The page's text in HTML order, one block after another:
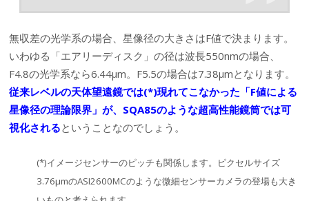
無収差の光学系の場合、星像径の大きさはF値で決まります。
いわゆる「エアリーディスク」の径は波長550nmの場合、
F4.8の光学系なら6.44μm。F5.5の場合は7.38μmとなります。
従来レベルの天体望遠鏡では(*)現れてこなかった「F値による
星像径の理論限界」が、SQA85のような超高性能鏡筒では可
視化されるということなのでしょう。
(*)イメージセンサーのピッチも関係します。ピクセルサイズ
3.76μmのASI2600MCのような微細センサーカメラの登場も大き